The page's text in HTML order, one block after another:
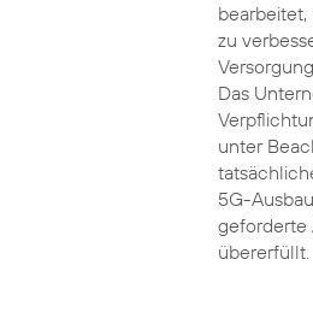
bearbeitet,
zu
Das
unter
5G-
geforderte
übererfüllt.